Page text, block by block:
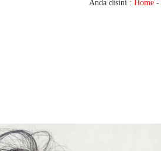
Anda disini : Home -